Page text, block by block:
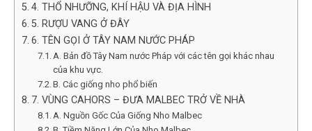
4. THỔ NHƯỠNG, KHÍ HẬU VÀ ĐỊA HÌNH
5. RƯỢU VANG Ở ĐÂY
6. TÊN GỌI Ở TÂY NAM NƯỚC PHÁP
A. Bản đồ Tây Nam nước Pháp với các tên gọi khác nhau
của khu vực.
B. Các giống nho phổ biến
7. VÙNG CAHORS – ĐƯA MALBEC TRỞ VỀ NHÀ
A. Nguồn Gốc Của Giống Nho Malbec